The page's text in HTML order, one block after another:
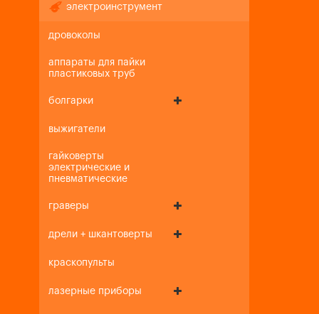
электроинструмент
дровоколы
аппараты для пайки
пластиковых труб
болгарки
выжигатели
гайковерты
электрические и
пневматические
граверы
дрели + шкантоверты
краскопульты
лазерные приборы